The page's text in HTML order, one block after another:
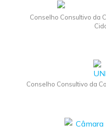
Conselho Consultivo da
Conselho Consultivo da